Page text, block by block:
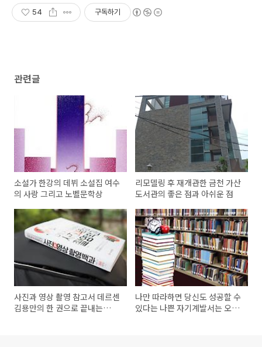
54 구독하기
관련글
소설가 한강의 데뷔 소설집 여수
의 사랑 그리고 노벨문학상
리모델링 후 재개관한 금천 가산
도서관의 좋은 점과 아쉬운 점
사진과 영상 촬영 참고서 데르센
김용만의 한 권으로 끝내는
나만 따라하면 당신도 성공할 수
있다는 나쁜 자기계발서는 오히